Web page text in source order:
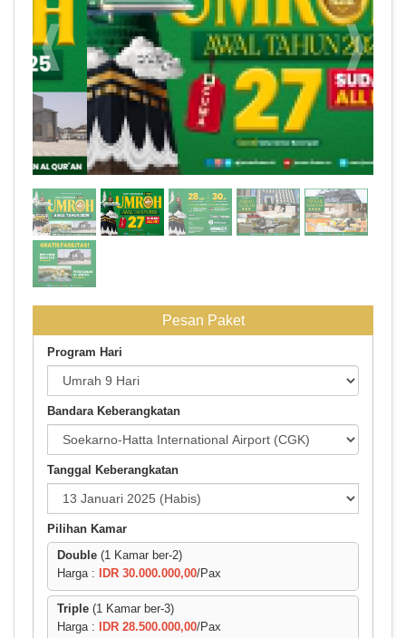
1
Pesan Paket
Program Hari
Bandara Keberangkatan
Tanggal Keberangkatan
Pilihan Kamar
Double (1 Kamar ber-2)
Harga : IDR 30.000.000,00/Pax
Triple (1 Kamar ber-3)
Harga : IDR 28.500.000,00/Pax